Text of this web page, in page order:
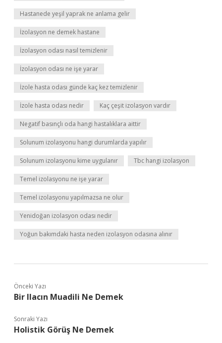
Hastanede yeşil yaprak ne anlama gelir
İzolasyon ne demek hastane
İzolasyon odası nasıl temizlenir
İzolasyon odası ne işe yarar
İzole hasta odası günde kaç kez temizlenir
İzole hasta odası nedir Kaç çeşit izolasyon vardır
Negatif basınçlı oda hangi hastalıklara aittir
Solunum izolasyonu hangi durumlarda yapılır
Solunum izolasyonu kime uygulanır Tbc hangi izolasyon
Temel izolasyonu ne işe yarar
Temel izolasyonu yapılmazsa ne olur
Yenidoğan izolasyon odası nedir
Yoğun bakımdaki hasta neden izolasyon odasına alınır
Önceki Yazı
Bir Ilacın Muadili Ne Demek
Sonraki Yazı
Holistik Görüş Ne Demek